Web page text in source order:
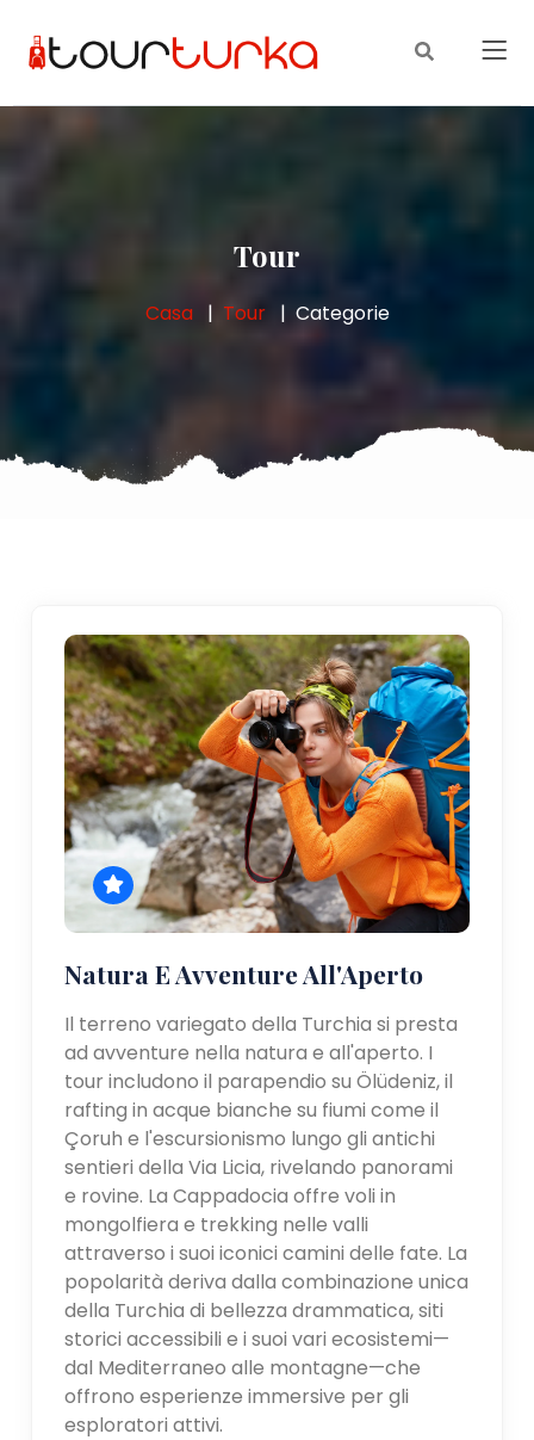
Tour
Casa Tour Categorie
Natura E Avventure All'Aperto
Il terreno variegato della Turchia si presta
ad avventure nella natura e all'aperto. I
tour includono il parapendio su Ölüdeniz, il
rafting in acque bianche su fiumi come il
Çoruh e l'escursionismo lungo gli antichi
sentieri della Via Licia, rivelando panorami
e rovine. La Cappadocia offre voli in
mongolfiera e trekking nelle valli
attraverso i suoi iconici camini delle fate. La
popolarità deriva dalla combinazione unica
della Turchia di bellezza drammatica, siti
storici accessibili e i suoi vari ecosistemi—
dal Mediterraneo alle montagne—che
offrono esperienze immersive per gli
esploratori attivi.